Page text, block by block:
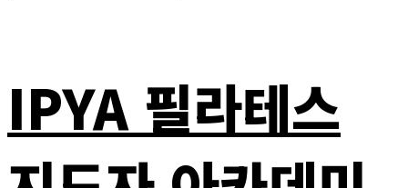
IPYA 필라테스